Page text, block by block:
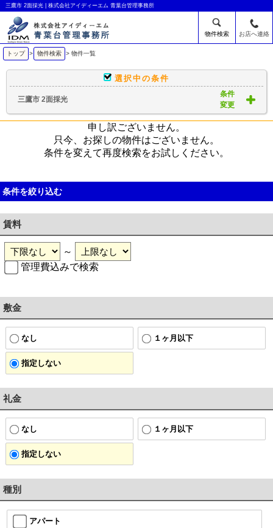
三鷹市 2面採光 | 株式会社アイディーエム 青葉台管理事務所
物件検索 お店へ連絡
トップ > 物件検索 > 物件一覧
選択中の条件
三鷹市 2面採光
条件
変更
申し訳ございません。
只今、お探しの物件はございません。
条件を変えて再度検索をお試しください。
条件を絞り込む
賃料
～
管理費込みで検索
敷金
なし １ヶ月以下
指定しない
礼金
なし １ヶ月以下
指定しない
種別
アパート